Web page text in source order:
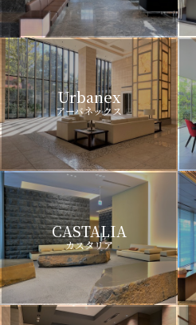
Urbanex
アーバネックス
CASTALIA
カスタリア